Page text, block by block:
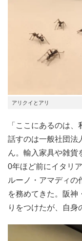
アリクイとアリ
「ここにあるのは
話すのは一般社団法
ん。輸入家具や雑貨
0年ほど前にイタリ
ルーノ・アマディの
を務めてきた。阪神
りをつけたが、自身